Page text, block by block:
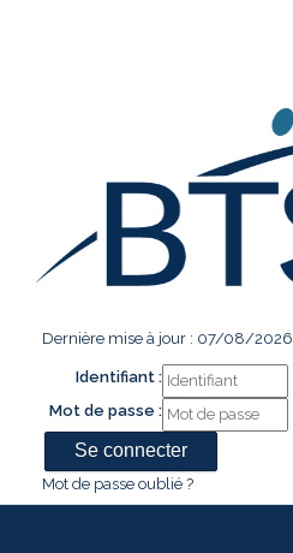
Dernière mise à jour : 07/08/2026
Identifiant :
Mot de passe :
Mot de passe oublié ?